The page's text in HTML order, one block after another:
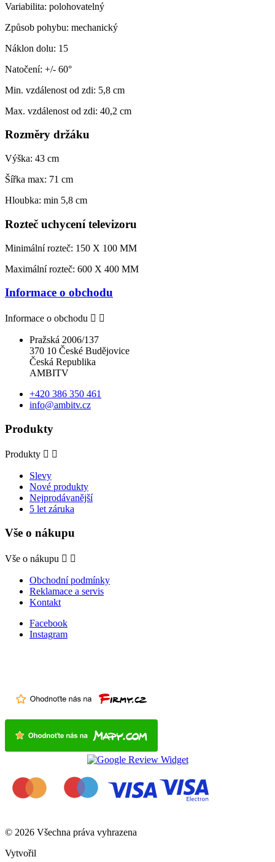
Variabilita: polohovatelný
Způsob pohybu: mechanický
Náklon dolu: 15
Natočení: +/- 60°
Min. vzdálenost od zdi: 5,8 cm
Max. vzdálenost od zdi: 40,2 cm
Rozměry držáku
Výška: 43 cm
Šířka max: 71 cm
Hloubka: min 5,8 cm
Rozteč uchycení televizoru
Minimální rozteč: 150 X 100 MM
Maximální rozteč: 600 X 400 MM
Informace o obchodu
Informace o obchodu  
Pražská 2006/137
370 10 České Budějovice
Česká Republika
AMBITV
+420 386 350 461
info@ambitv.cz
Produkty
Produkty  
Slevy
Nové produkty
Nejprodávanější
5 let záruka
Vše o nákupu
Vše o nákupu  
Obchodní podmínky
Reklamace a servis
Kontakt
Facebook
Instagram
© 2026 Všechna práva vyhrazena
Vytvořil